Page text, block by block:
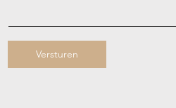
Versturen